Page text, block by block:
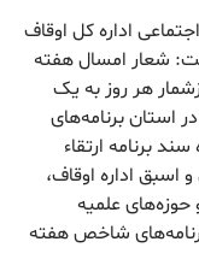
اداره کل اوقاف
شعار امسال هفته
هر روز به یک
استان برنامه‌های
برنامه ارتقاء
اسبق اداره اوقاف،
علمیه
شاخص هفته